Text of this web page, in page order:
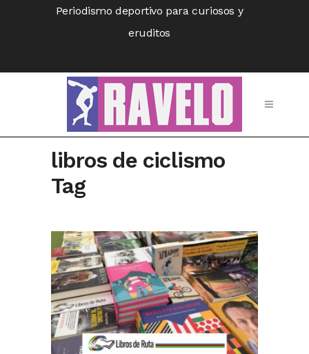
Periodismo deportivo para curiosos y
eruditos
libros de ciclismo
Tag